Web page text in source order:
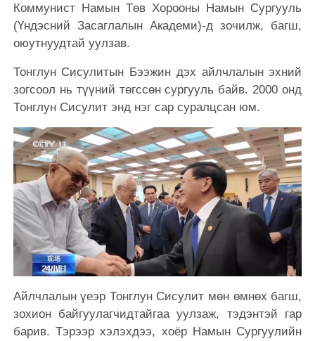
Коммунист Намын Төв Хорооны Намын Сургууль
(Үндэсний Засаглалын Академи)-д зочилж, багш,
оюутнуудтай уулзав.
Тонглун Сисулитын Бээжин дэх айлчлалын эхний
зогсоол нь түүний төгссөн сургууль байв. 2000 онд
Тонглун Сисулит энд нэг сар суралцсан юм.
Айлчлалын үеэр Тонглун Сисулит мөн өмнөх багш,
зохион байгуулагчидтайгаа уулзаж, тэдэнтэй гар
барив. Тэрээр хэлэхдээ, хоёр Намын Сургуулийн